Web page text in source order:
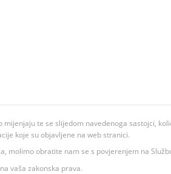
te se slijedom navedenoga sastojci,
koje su objavljene na web stranici.
molimo obratite nam se s povjerenjem na
vaša zakonska prava.